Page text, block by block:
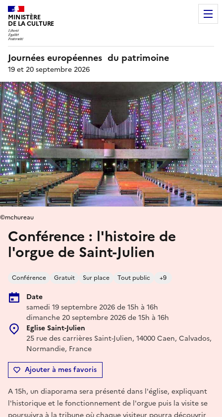
MINISTÈRE
DE LA CULTURE
Journées européennes du patrimoine
19 et 20 septembre 2026
Conférence : l'histoire de
l'orgue de Saint-Julien
Conférence Gratuit Sur place Tout public +9
Date
samedi 19 septembre 2026 de 15h à 16h
dimanche 20 septembre 2026 de 15h à 16h
Eglise Saint-Julien
25 rue des carrières Saint-Julien, 14000 Caen, Calvados,
Normandie, France
Ajouter à mes favoris
©mchureau
A 15h, un diaporama sera présenté dans l'église, expliquant
l'historique et le fonctionnement de l'orgue puis la visite se